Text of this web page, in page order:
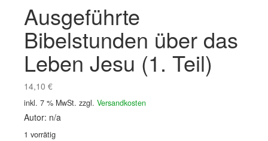
Ausgeführte
Bibelstunden über das
Leben Jesu (1. Teil)
14,10 €
inkl. 7 % MwSt. zzgl. Versandkosten
Autor: n/a
1 vorrätig